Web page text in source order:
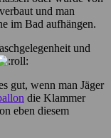
und man
im Bad aufhängen.
und
gut, wenn man Jäger
die Klammer
eben diesem